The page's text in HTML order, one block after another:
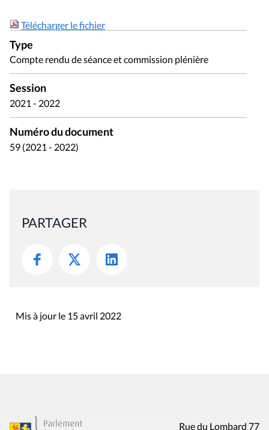
Télécharger le fichier
Type
Compte rendu de séance et commission plénière
Session
2021 - 2022
Numéro du document
59 (2021 - 2022)
PARTAGER
Mis à jour le 15 avril 2022
Rue du Lombard 77